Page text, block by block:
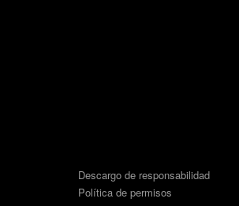
Descargo de responsabilidad
Política de permisos